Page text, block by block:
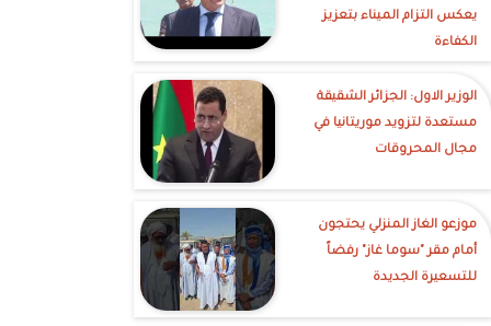
يعكس التزام الميناء بتعزيز
الكفاءة
الوزير الاول: الجزائر الشقيقة
مستعدة لتزويد موريتانيا في
مجال المحروقات
موزعو الغاز المنزلي يحتجون
أمام مقر "سوما غاز" رفضاً
للتسعيرة الجديدة